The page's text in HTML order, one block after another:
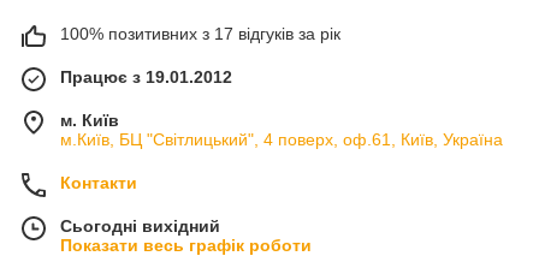
100% позитивних з 17 відгуків за рік
Працює з 19.01.2012
м. Київ
м.Київ, БЦ "Світлицький", 4 поверх, оф.61, Київ, Україна
Контакти
Сьогодні вихідний
Показати весь графік роботи